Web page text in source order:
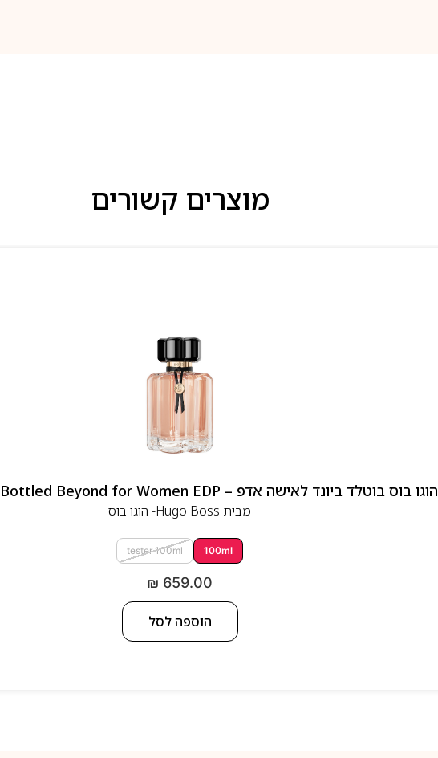
מוצרים קשורים
הוגו בוס בוטלד ביונד לאישה אדפ – Hugo Boss Bottled Beyond for Women EDP
מבית Hugo Boss- הוגו בוס
100ml
tester 100ml
₪ 659.00
הוספה לסל